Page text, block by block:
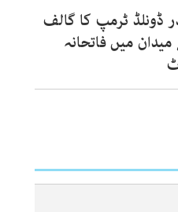
ڈونلڈ ٹرمپ کا گالف
میں فاتحانہ